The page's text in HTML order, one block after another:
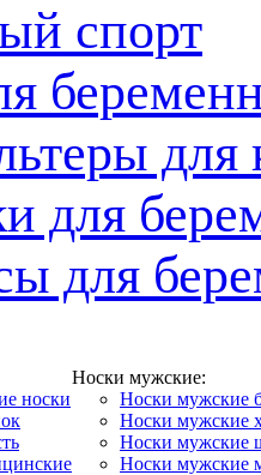
спорт
для
для
носки
Носки мужские:
Носки мужские
Носки мужские
Носки мужские
Носки мужские